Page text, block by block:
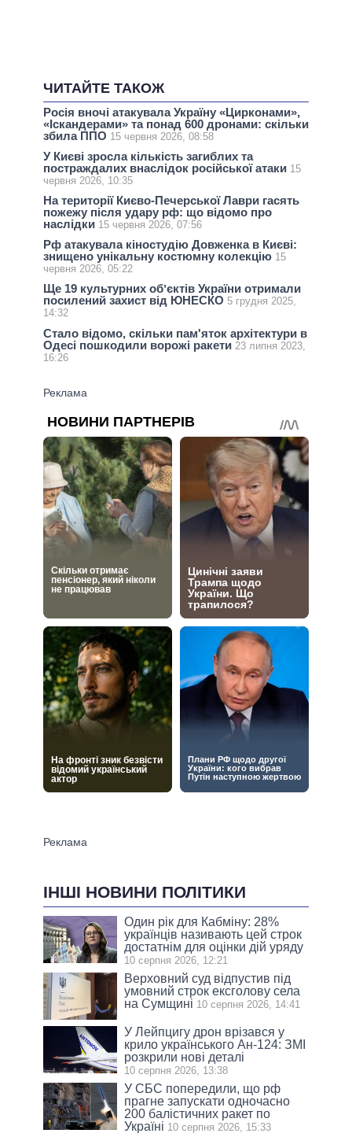
ЧИТАЙТЕ ТАКОЖ
Росія вночі атакувала Україну «Цирконами»,
«Іскандерами» та понад 600 дронами: скільки
збила ППО 15 червня 2026, 08:58
У Києві зросла кількість загиблих та
постраждалих внаслідок російської атаки 15
червня 2026, 10:35
На території Києво-Печерської Лаври гасять
пожежу після удару рф: що відомо про
наслідки 15 червня 2026, 07:56
Рф атакувала кіностудію Довженка в Києві:
знищено унікальну костюмну колекцію 15
червня 2026, 05:22
Ще 19 культурних обʼєктів України отримали
посилений захист від ЮНЕСКО 5 грудня 2025,
14:32
Стало відомо, скільки пам'яток архітектури в
Одесі пошкодили ворожі ракети 23 липня 2023,
16:26
ІНШІ НОВИНИ ПОЛІТИКИ
Один рік для Кабміну: 28%
українців називають цей строк
достатнім для оцінки дій уряду
10 серпня 2026, 12:21
Верховний суд відпустив під
умовний строк ексголову села
на Сумщині 10 серпня 2026, 14:41
У Лейпцигу дрон врізався у
крило українського Ан-124: ЗМІ
розкрили нові деталі
10 серпня 2026, 13:38
У СБС попередили, що рф
прагне запускати одночасно
200 балістичних ракет по
Україні 10 серпня 2026, 15:33